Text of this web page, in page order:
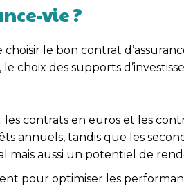
vie ?
le bon contrat
choix des supports
les contrats en euros et les
annuels, tandis que les
mais aussi un potentiel de
pour optimiser les